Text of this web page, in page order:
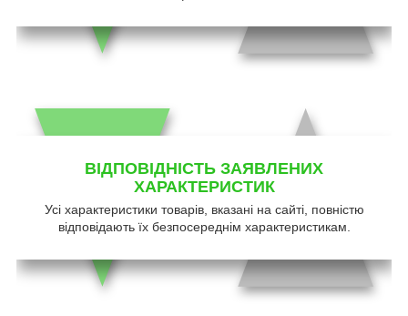
ВІДПОВІДНІСТЬ ЗАЯВЛЕНИХ
ХАРАКТЕРИСТИК
Усі характеристики товарів, вказані на сайті, повністю
відповідають їх безпосереднім характеристикам.